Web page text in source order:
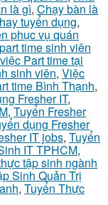
là gì, Chạy bàn là
tuyển dụng,
phục vụ quán
time sinh viên
Part time tại
sinh viên, Việc
time Bình Thạnh,
Fresher IT,
, Tuyển Fresher
dụng Fresher
IT jobs, Tuyển
IT TPHCM,
tập sinh ngành
Sinh Quản Trị
, Tuyển Thực